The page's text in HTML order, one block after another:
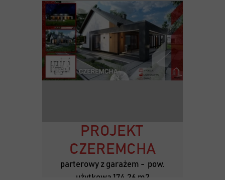
PROJEKT
CZEREMCHA
parterowy z garażem - pow.
użytkowa 174,26 m2